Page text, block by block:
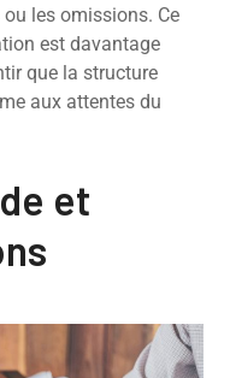
les omissions. Ce
est davantage
que la structure
aux attentes du
et